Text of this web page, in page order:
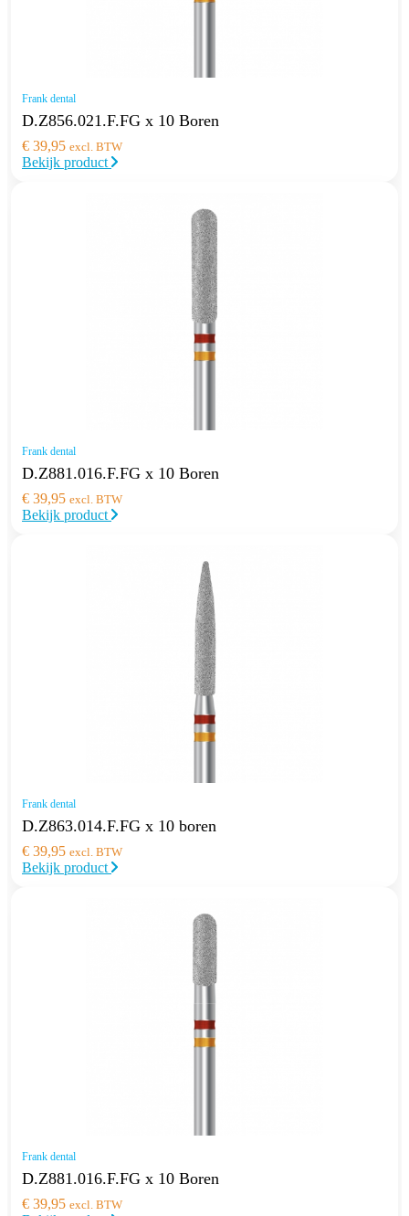
Frank dental
D.Z856.021.F.FG x 10 Boren
€ 39,95 excl. BTW
Bekijk product
Frank dental
D.Z881.016.F.FG x 10 Boren
€ 39,95 excl. BTW
Bekijk product
Frank dental
D.Z863.014.F.FG x 10 boren
€ 39,95 excl. BTW
Bekijk product
Frank dental
D.Z881.016.F.FG x 10 Boren
€ 39,95 excl. BTW